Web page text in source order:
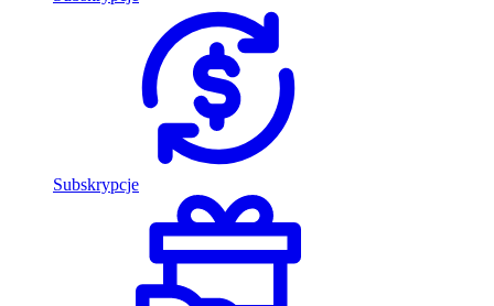
Subskrypcje